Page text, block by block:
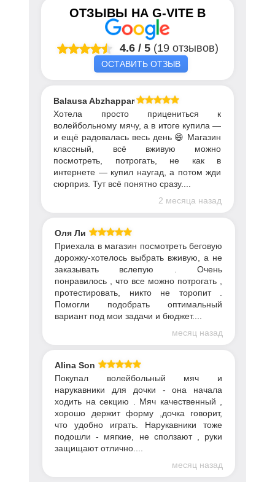
ОТЗЫВЫ НА G-VITE В
4.6 / 5 (19 отзывов)
ОСТАВИТЬ ОТЗЫВ
Balausa Abzhapparova
Хотела просто прицениться к
волейбольному мячу, а в итоге купила —
и ещё радовалась весь день 😄 Магазин
классный, всё вживую можно
посмотреть, потрогать, не как в
интернете — купил наугад, а потом жди
сюрприз. Тут всё понятно сразу....
2 месяца назад
Оля Ли
Приехала в магазин посмотреть беговую
дорожку-хотелось выбрать вживую, а не
заказывать вслепую . Очень
понравилось , что все можно потрогать ,
протестировать, никто не торопит .
Помогли подобрать оптимальный
вариант под мои задачи и бюджет....
месяц назад
Alina Son
Покупал волейбольный мяч и
нарукавники для дочки - она начала
ходить на секцию . Мяч качественный ,
хорошо держит форму ,дочка говорит,
что удобно играть. Нарукавники тоже
подошли - мягкие, не сползают , руки
защищают отлично....
месяц назад